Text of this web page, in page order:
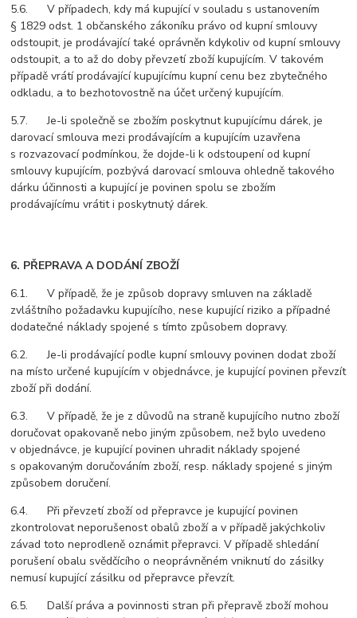
5.6. V případech, kdy má kupující v souladu s ustanovením
§ 1829 odst. 1 občanského zákoníku právo od kupní smlouvy
odstoupit, je prodávající také oprávněn kdykoliv od kupní smlouvy
odstoupit, a to až do doby převzetí zboží kupujícím. V takovém
případě vrátí prodávající kupujícímu kupní cenu bez zbytečného
odkladu, a to bezhotovostně na účet určený kupujícím.
5.7. Je-li společně se zbožím poskytnut kupujícímu dárek, je
darovací smlouva mezi prodávajícím a kupujícím uzavřena
s rozvazovací podmínkou, že dojde-li k odstoupení od kupní
smlouvy kupujícím, pozbývá darovací smlouva ohledně takového
dárku účinnosti a kupující je povinen spolu se zbožím
prodávajícímu vrátit i poskytnutý dárek.
6. PŘEPRAVA A DODÁNÍ ZBOŽÍ
6.1. V případě, že je způsob dopravy smluven na základě
zvláštního požadavku kupujícího, nese kupující riziko a případné
dodatečné náklady spojené s tímto způsobem dopravy.
6.2. Je-li prodávající podle kupní smlouvy povinen dodat zboží
na místo určené kupujícím v objednávce, je kupující povinen převzít
zboží při dodání.
6.3. V případě, že je z důvodů na straně kupujícího nutno zboží
doručovat opakovaně nebo jiným způsobem, než bylo uvedeno
v objednávce, je kupující povinen uhradit náklady spojené
s opakovaným doručováním zboží, resp. náklady spojené s jiným
způsobem doručení.
6.4. Při převzetí zboží od přepravce je kupující povinen
zkontrolovat neporušenost obalů zboží a v případě jakýchkoliv
závad toto neprodleně oznámit přepravci. V případě shledání
porušení obalu svědčícího o neoprávněném vniknutí do zásilky
nemusí kupující zásilku od přepravce převzít.
6.5. Další práva a povinnosti stran při přepravě zboží mohou